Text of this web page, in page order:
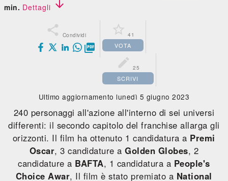
min. Dettagli 
 Condividi

 41
VOTA
 25
SCRIVI
Ultimo aggiornamento lunedì 5 giugno 2023
240 personaggi all'azione all'interno di sei universi
differenti: il secondo capitolo del franchise allarga gli
orizzonti. Il film ha ottenuto 1 candidatura a Premi
Oscar, 3 candidature aGolden Globes, 2
candidature a BAFTA, 1 candidatura a People's
Choice Awar, Il film è stato premiato a National